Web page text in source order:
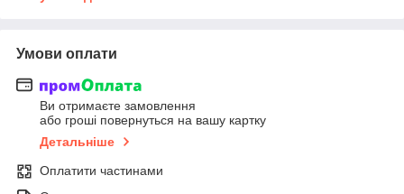
Умови оплати
Ви отримаєте замовлення
або гроші повернуться на вашу картку
Детальніше
Оплатити частинами